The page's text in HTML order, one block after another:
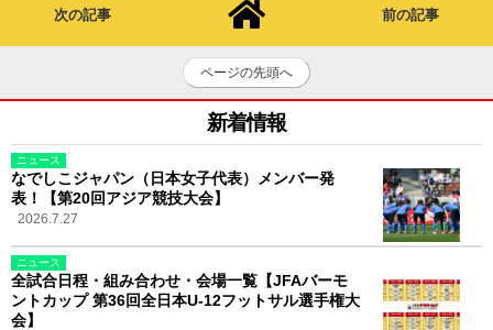
次の記事 前の記事
ページの先頭へ
新着情報
ニュース
なでしこジャパン（日本女子代表）メンバー発
表！【第20回アジア競技大会】
2026.7.27
ニュース
全試合日程・組み合わせ・会場一覧【JFAバーモ
ントカップ 第36回全日本U-12フットサル選手権大
会】